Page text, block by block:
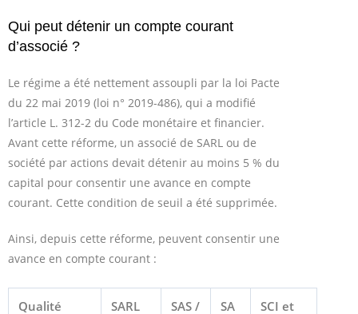
Qui peut détenir un compte courant
d’associé ?
Le régime a été nettement assoupli par la loi Pacte
du 22 mai 2019 (loi n° 2019-486), qui a modifié
l’article L. 312-2 du Code monétaire et financier.
Avant cette réforme, un associé de SARL ou de
société par actions devait détenir au moins 5 % du
capital pour consentir une avance en compte
courant. Cette condition de seuil a été supprimée.
Ainsi, depuis cette réforme, peuvent consentir une
avance en compte courant :
Qualité SARL
SAS /
SA
SCI et